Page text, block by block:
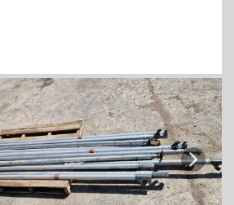
Next